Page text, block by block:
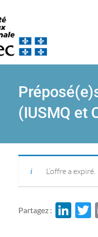
(IUSMQ et
L’offre a expiré.
Partagez :
Li